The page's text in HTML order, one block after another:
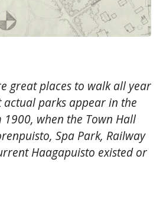
great places to walk all year
parks appear in the
when the Town Hall
Spa Park, Railway
Haagapuisto existed or